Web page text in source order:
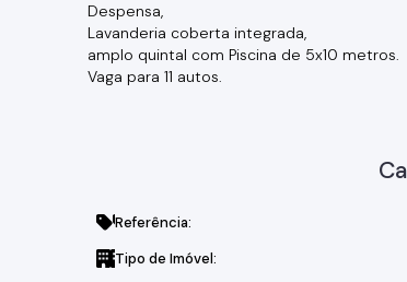
Despensa,
Lavanderia coberta integrada,
amplo quintal com Piscina de 5x10 metros.
Vaga para 11 autos.
Referência:
Tipo de Imóvel: